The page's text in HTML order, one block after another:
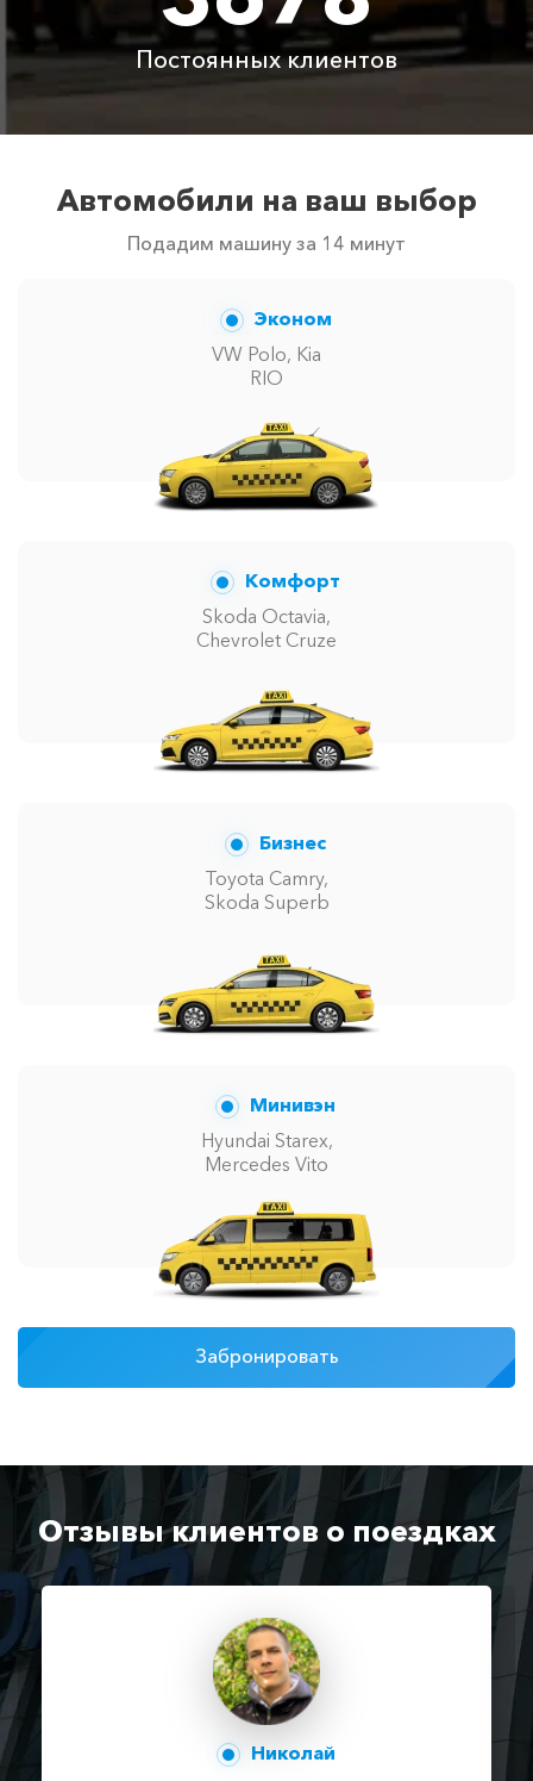
Цены по акции ограничены количеством свободных
автомобилей в г Зеленогорье. Точную цену вам
сообщит менеджер при заказе.
Постоянных клиентов
Автомобили на ваш выбор
Подадим машину за 14 минут
Эконом
VW Polo, Kia
RIO
Комфорт
Skoda Octavia,
Chevrolet Cruze
Бизнес
Toyota Camry,
Skoda Superb
Минивэн
Hyundai Starex,
Mercedes Vito
Забронировать
Отзывы клиентов о поездках
Николай